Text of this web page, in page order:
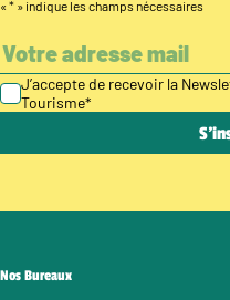
« * » indique les champs nécessaires
J’accepte de recevoir la
Tourisme*
Nos Bureaux